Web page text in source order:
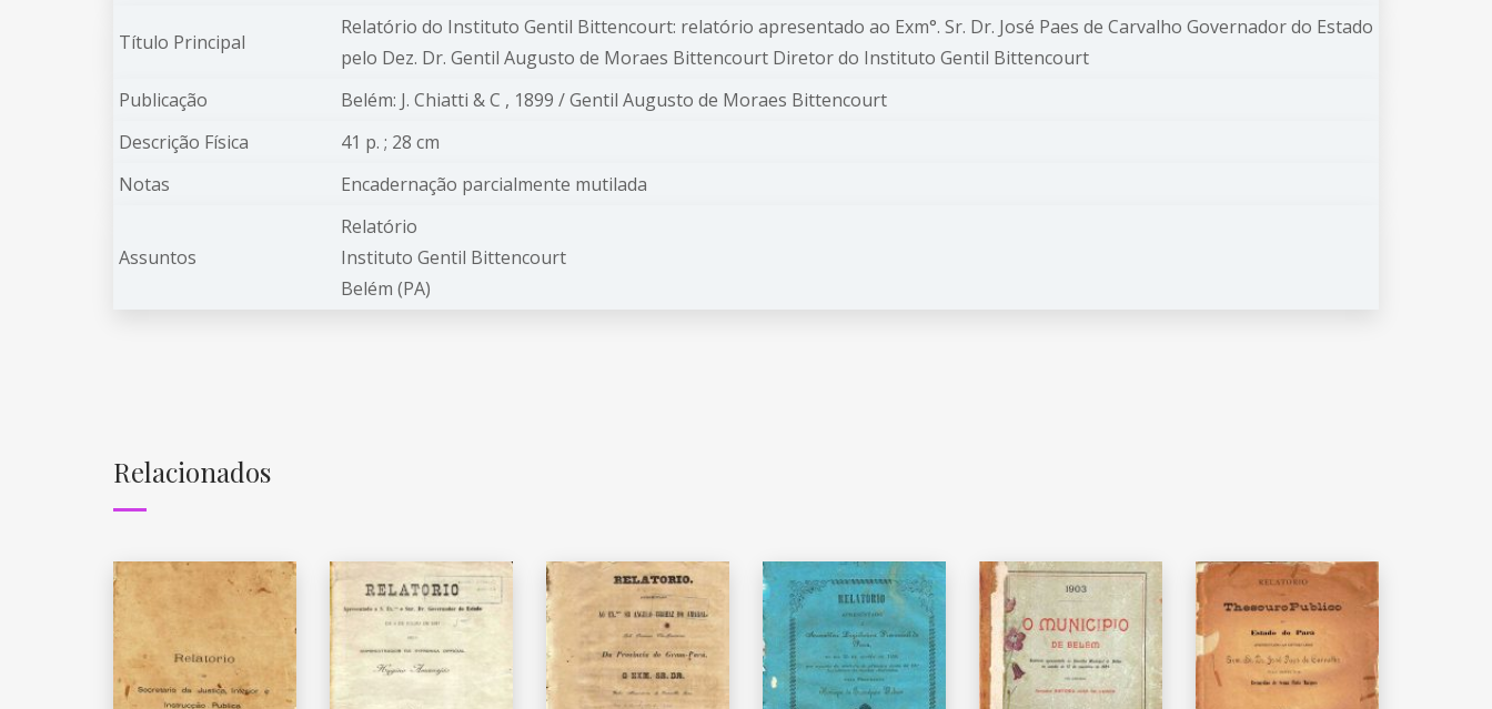
Título Principal
Relatório do Instituto Gentil Bittencourt: relatório apresentado ao Exm°. Sr. Dr. José Paes de Carvalho Governador do Estado
pelo Dez. Dr. Gentil Augusto de Moraes Bittencourt Diretor do Instituto Gentil Bittencourt
Publicação
Belém: J. Chiatti & C , 1899 / Gentil Augusto de Moraes Bittencourt
Descrição Física
41 p. ; 28 cm
Notas
Encadernação parcialmente mutilada
Assuntos
Relatório
Instituto Gentil Bittencourt
Belém (PA)
Relacionados